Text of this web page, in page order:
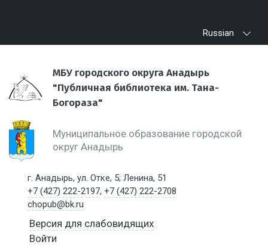
Russian
МБУ городского округа Анадырь
"Публичная библиотека им. Тана-
Богораза"
Муниципальное образование городской
округ Анадырь
г. Анадырь, ул. Отке, 5; Ленина, 51
+7 (427) 222-2197,+7 (427) 222-2708
chopub@bk.ru
Версия для слабовидящих
Войти